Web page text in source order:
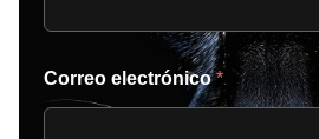
Correo electrónico*